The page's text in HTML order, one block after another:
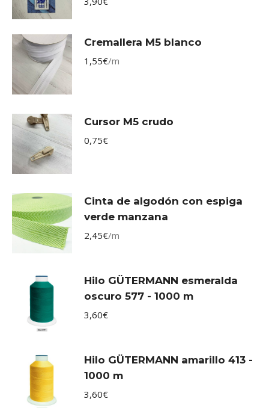
Cremallera M5 blanco
1,55€/m
Cursor M5 crudo
0,75€
Cinta de algodón con espiga
verde manzana
2,45€/m
Hilo GÜTERMANN esmeralda
oscuro 577 - 1000 m
3,60€
Hilo GÜTERMANN amarillo 413 -
1000 m
3,60€